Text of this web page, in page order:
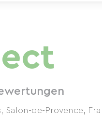
Salon-de-Provence,